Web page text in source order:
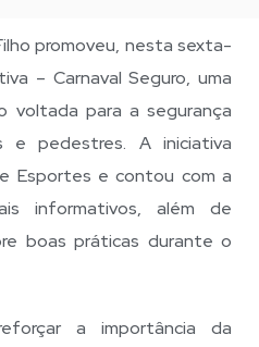
promoveu, nesta sexta-
– Carnaval Seguro, uma
voltada para a segurança
e pedestres. A iniciativa
Esportes e contou com a
informativos, além de
boas práticas durante o
a importância da